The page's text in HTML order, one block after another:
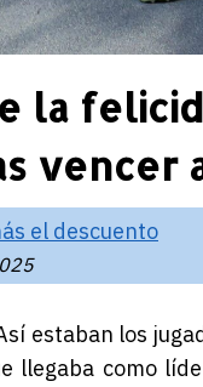
la
vencer
el descuento
estaban los
llegaba como